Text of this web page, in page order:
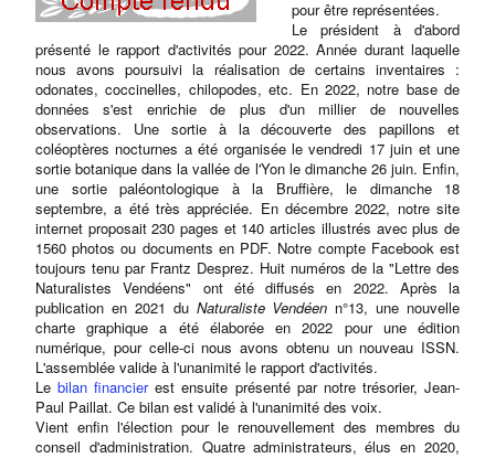
pour être représentées.
Le président à d'abord
présenté le rapport d'activités pour 2022. Année durant laquelle
nous avons poursuivi la réalisation de certains inventaires :
odonates, coccinelles, chilopodes, etc. En 2022, notre base de
données s'est enrichie de plus d'un millier de nouvelles
observations. Une sortie à la découverte des papillons et
coléoptères nocturnes a été organisée le vendredi 17 juin et une
sortie botanique dans la vallée de l'Yon le dimanche 26 juin. Enfin,
une sortie paléontologique à la Bruffière, le dimanche 18
septembre, a été très appréciée. En décembre 2022, notre site
internet proposait 230 pages et 140 articles illustrés avec plus de
1560 photos ou documents en PDF. Notre compte Facebook est
toujours tenu par Frantz Desprez. Huit numéros de la "Lettre des
Naturalistes Vendéens" ont été diffusés en 2022. Après la
publication en 2021 du Naturaliste Vendéen n°13, une nouvelle
charte graphique a été élaborée en 2022 pour une édition
numérique, pour celle-ci nous avons obtenu un nouveau ISSN.
L'assemblée valide à l'unanimité le rapport d'activités.
Lebilan financierest ensuite présenté par notre trésorier, Jean-
Paul Paillat. Ce bilan est validé à l'unanimité des voix.
Vient enfin l'élection pour le renouvellement des membres du
conseil d'administration. Quatre administrateurs, élus en 2020,